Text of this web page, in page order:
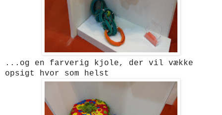
...og en farverig kjole, der vil vække
opsigt hvor som helst